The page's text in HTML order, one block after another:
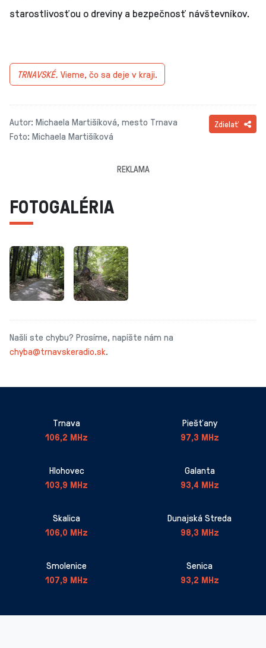
starostlivosťou o dreviny a bezpečnosť návštevníkov.
TRNAVSKÉ. Vieme, čo sa deje v kraji.
Autor: Michaela Martišíková, mesto Trnava
Foto: Michaela Martišíková
Zdielať
REKLAMA
FOTOGALÉRIA
Našli ste chybu? Prosíme, napíšte nám na
chyba@trnavskeradio.sk.
Trnava
106,2 MHz
Piešťany
97,3 MHz
Hlohovec
103,9 MHz
Galanta
93,4 MHz
Skalica
106,0 MHz
Dunajská Streda
98,3 MHz
Smolenice
107,9 MHz
Senica
93,2 MHz